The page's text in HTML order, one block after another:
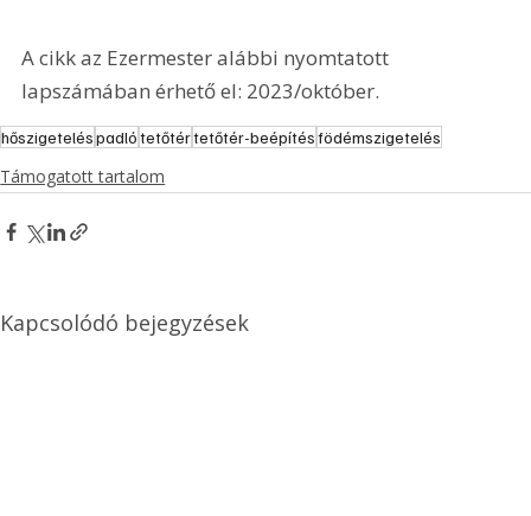
A cikk az Ezermester alábbi nyomtatott
lapszámában érhető el: 2023/október.
hőszigeteléspadlótetőtértetőtér-beépítésfödémszigetelés
Támogatott tartalom
Kapcsolódó bejegyzések